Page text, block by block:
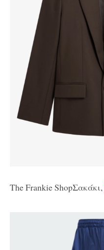
The Frankie ShopΣακάκι,